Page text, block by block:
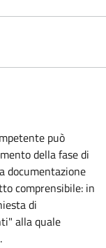
può
della fase di
documentazione
comprensibile: in
di
alla quale